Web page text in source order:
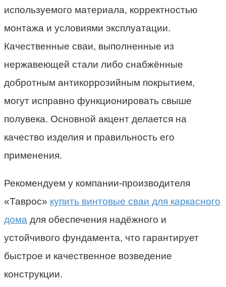
используемого материала, корректностью
монтажа и условиями эксплуатации.
Качественные сваи, выполненные из
нержавеющей стали либо снабжённые
добротным антикоррозийным покрытием,
могут исправно функционировать свыше
полувека. Основной акцент делается на
качество изделия и правильность его
применения.
Рекомендуем у компании-производителя
«Таврос» купить винтовые сваи для каркасного
дома для обеспечения надёжного и
устойчивого фундамента, что гарантирует
быстрое и качественное возведение
конструкции.